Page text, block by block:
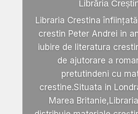
Librăria
Libraria Crestina
crestin Peter Andrei in
iubire de literatura
de ajutorare a
pretutindeni cu
crestine.Situata in
Marea